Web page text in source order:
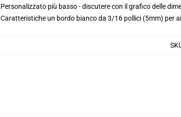
Personalizzato più basso - discutere con il grafico delle
Caratteristiche un bordo bianco da 3/16 pollici (5mm) per